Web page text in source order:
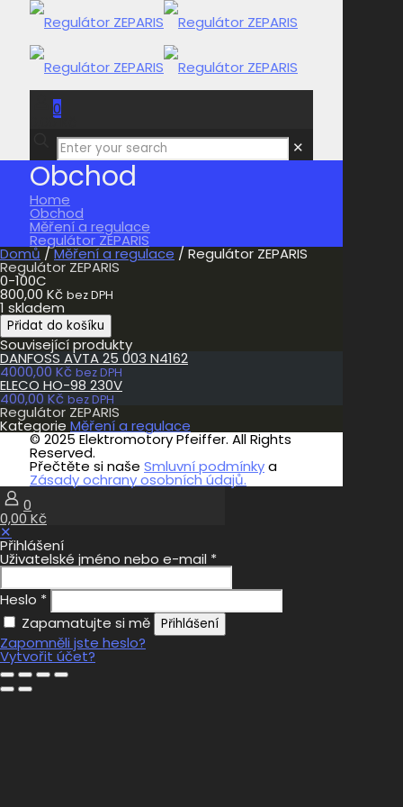
0
0,00 Kč
✕
Obchod
Home
Obchod
Měření a regulace
Regulátor ZEPARIS
Domů /Měření a regulace / Regulátor ZEPARIS
Regulátor ZEPARIS
0-100C
800,00 Kč bez DPH
1 skladem
Regulátor
ZEPARIS
množství
Přidat do košíku
Související produkty
DANFOSS AVTA 25 003 N4162
4000,00 Kč bez DPH
ELECO HO-98 230V
400,00 Kč bez DPH
Regulátor ZEPARIS
Kategorie Měření a regulace
© 2025 Elektromotory Pfeiffer. All Rights
Reserved.
Přečtěte si naše Smluvní podmínkya
Zásady ochrany osobních údajů.
0
0,00 Kč
✕
Přihlášení
Uživatelské jméno nebo e-mail *
Heslo *
Zapamatujte si mě
Přihlášení
Zapomněli jste heslo?
Vytvořit účet?